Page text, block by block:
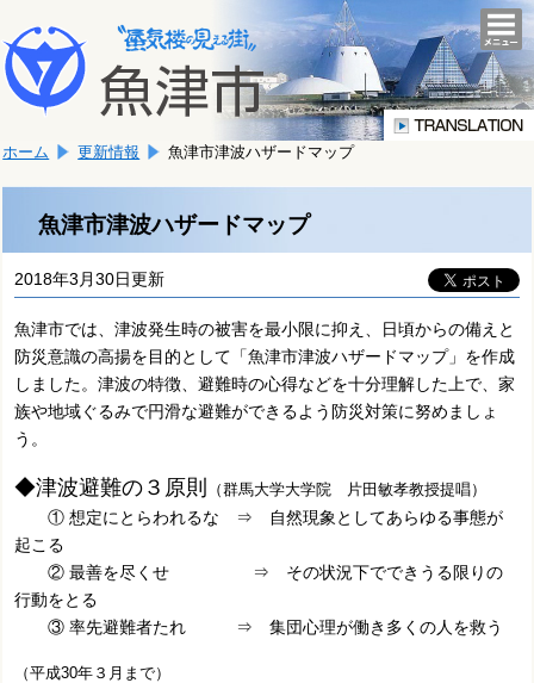
文
へ
移
ま
す。
こ
か
文
ホーム 更新情報 魚津市津波ハザードマップ
魚津市津波ハザードマップ
2018年3月30日更新
魚津市では、津波発生時の被害を最小限に抑え、日頃からの備えと
防災意識の高揚を目的として「魚津市津波ハザードマップ」を作成
しました。津波の特徴、避難時の心得などを十分理解した上で、家
族や地域ぐるみで円滑な避難ができるよう防災対策に努めましょ
う。
◆津波避難の３原則 （群馬大学大学院 片田敏孝教授提唱）
① 想定にとらわれるな ⇒ 自然現象としてあらゆる事態が
起こる
② 最善を尽くせ ⇒ その状況下でできうる限りの
行動をとる
③ 率先避難者たれ ⇒ 集団心理が働き多くの人を救う
（平成30年３月まで）